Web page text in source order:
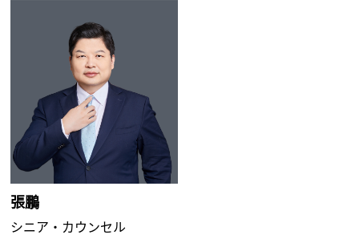
張鵬
シニア・カウンセル